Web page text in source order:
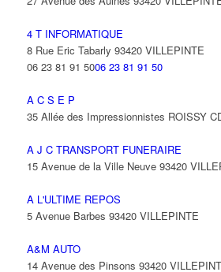
4 T INFORMATIQUE
8 Rue Eric Tabarly 93420 VILLEPINTE
06 23 81 91 5006 23 81 91 50
A C S E P
35 Allée des Impressionnistes ROISSY
A J C TRANSPORT FUNERAIRE
15 Avenue de la Ville Neuve 93420
A L'ULTIME REPOS
5 Avenue Barbes 93420 VILLEPINTE
A&M AUTO
14 Avenue des Pinsons 93420